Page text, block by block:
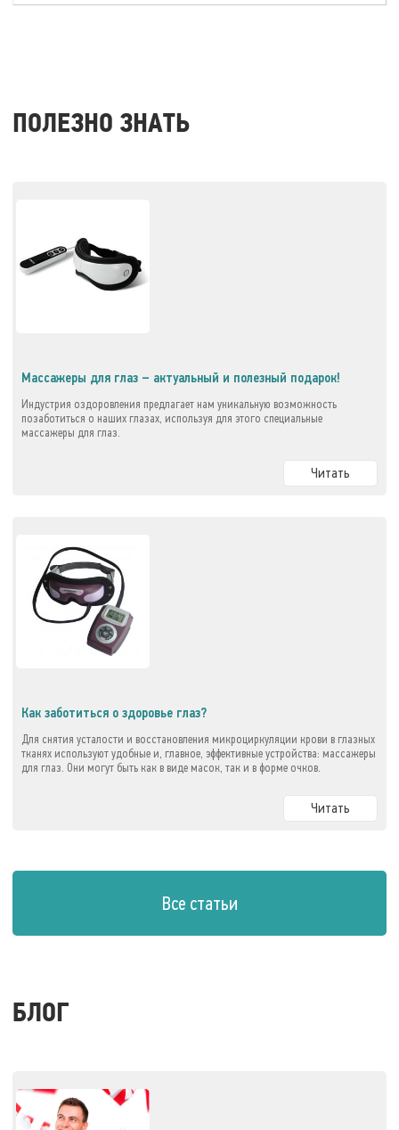
ПОЛЕЗНО ЗНАТЬ
Массажеры для глаз – актуальный и полезный подарок!
Индустрия оздоровления предлагает нам уникальную возможность
позаботиться о наших глазах, используя для этого специальные
массажеры для глаз.
Читать
Как заботиться о здоровье глаз?
Для снятия усталости и восстановления микроциркуляции крови в глазных
тканях используют удобные и, главное, эффективные устройства: массажеры
для глаз. Они могут быть как в виде масок, так и в форме очков.
Читать
Все статьи
БЛОГ